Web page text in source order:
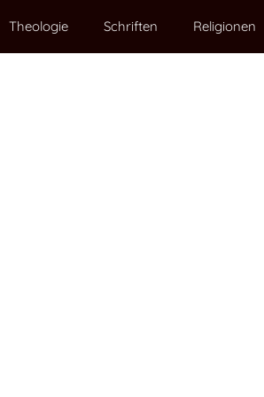
Theologie Schriften Religionen